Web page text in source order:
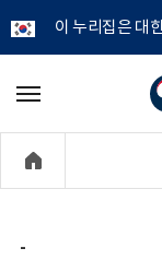
이 누리집은 대
메
기
-